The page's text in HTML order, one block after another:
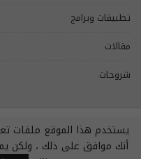
تطبيقات وبرامج
مقالات
شروحات
© 2026 - جميع الحقوق محفوظة.
تصميم
يستخدم هذا الموقع ملفات
أنك موافق على ذلك ، ولكن